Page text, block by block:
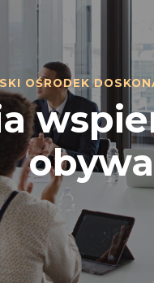
OŚRODEK